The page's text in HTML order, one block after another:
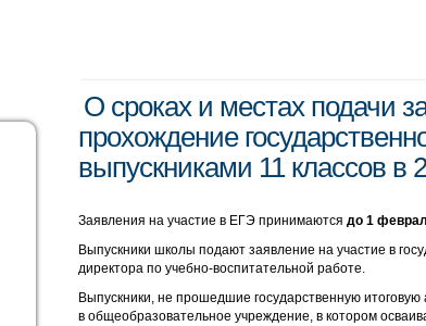
О сроках и местах подачи
прохождение
выпускниками 11 классов в
Заявления на участие в ЕГЭ принимаются до 1
Выпускники школы подают заявление на участие в
директора по учебно-воспитательной работе.
Выпускники, не прошедшие государственную
в общеобразовательное учреждение, в котором